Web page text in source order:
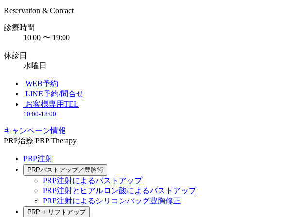
Reservation & Contact
診療時間
10:00 〜 19:00
休診日
水曜日
WEB予約
LINE予約/問合せ
お客様専用TEL
10:00-18:00
キャンペーン情報
PRP治療 PRP Therapy
PRP注射
PRPバストアップ／豊胸術
PRP注射によるバストアップ
PRP注射とヒアルロン酸によるバストアップ
PRP注射によるシリコンバッグ豊胸修正
PRP + リフトアップ